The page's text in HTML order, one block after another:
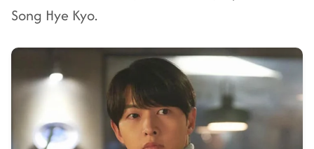
Song Hye Kyo.